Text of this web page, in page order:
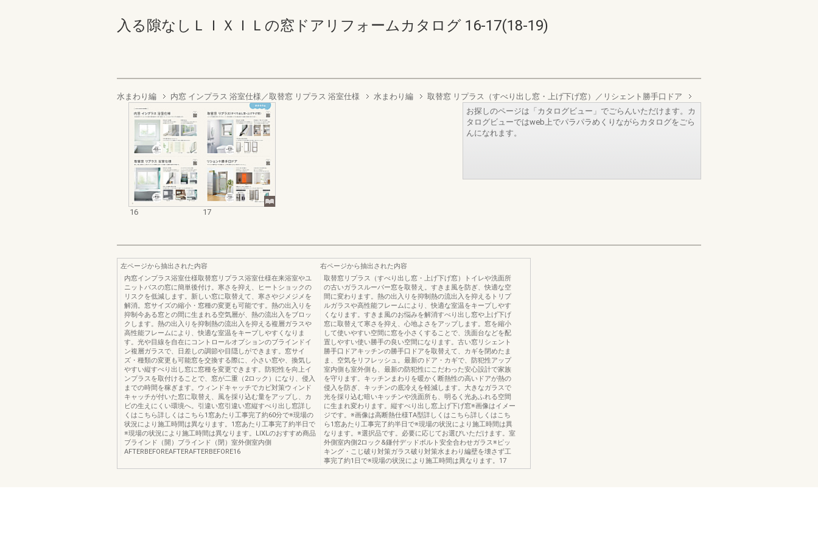
入る隙なしＬＩＸＩＬの窓ドアリフォームカタログ 16-17(18-19)
水まわり編 内窓 インプラス 浴室仕様／取替窓 リプラス 浴室仕様 水まわり編 取替窓 リプラス（すべり出し窓・上げ下げ窓）／リシェント勝手口ドア
16 17
お探しのページは「カタログビュー」でごらんいただけます。カ
タログビューではweb上でパラパラめくりながらカタログをごら
んになれます。
左ページから抽出された内容
内窓インプラス浴室仕様取替窓リプラス浴室仕様在来浴室やユ
ニットバスの窓に簡単後付け。寒さを抑え、ヒートショックの
リスクを低減します。新しい窓に取替えて、寒さやジメジメを
解消。窓サイズの縮⼩・窓種の変更も可能です。熱の出入りを
抑制今ある窓との間に生まれる空気層が、熱の流出入をブロッ
クします。熱の出入りを抑制熱の流出入を抑える複層ガラスや
高性能フレームにより、快適な室温をキープしやすくなりま
す。光や目線を自在にコントロールオプションのブラインドイ
ン複層ガラスで、日差しの調節や目隠しができます。窓サイ
ズ・種類の変更も可能窓を交換する際に、小さい窓や、換気し
やすい縦すべり出し窓に窓種を変更できます。防犯性を向上イ
ンプラスを取付けることで、窓が二重（2ロック）になり、侵入
までの時間を稼ぎます。ウィンドキャッチでカビ対策ウィンド
キャッチが付いた窓に取替え、風を採り込む量をアップし、カ
ビの生えにくい環境へ。引違い窓引違い窓縦すべり出し窓詳し
くはこちら詳しくはこちら1窓あたり工事完了約60分で※現場の
状況により施⼯時間は異なります。1窓あたり工事完了約半日で
※現場の状況により施⼯時間は異なります。LIXLのおすすめ商品
ブラインド（開）ブラインド（閉）室外側室内側
AFTERBEFOREAFTERAFTERBEFORE16
右ページから抽出された内容
取替窓リプラス（すべり出し窓・上げ下げ窓）トイレや洗面所
の古いガラスルーバー窓を取替え。すきま風を防ぎ、快適な空
間に変わります。熱の出入りを抑制熱の流出入を抑えるトリプ
ルガラスや高性能フレームにより、快適な室温をキープしやす
くなります。すきま風のお悩みを解消すべり出し窓や上げ下げ
窓に取替えて寒さを抑え、心地よさをアップします。窓を縮小
して使いやすい空間に窓を小さくすることで、洗面台などを配
置しやすい使い勝手の良い空間になります。古い窓リシェント
勝手口ドアキッチンの勝⼿⼝ドアを取替えて、カギを閉めたま
ま、空気をリフレッシュ。最新のドア・カギで、防犯性アップ
室内側も室外側も、最新の防犯性にこだわった安心設計で家族
を守ります。キッチンまわりを暖かく断熱性の高いドアが熱の
侵入を防ぎ、キッチンの底冷えを軽減します。大きなガラスで
光を採り込む暗いキッチンや洗面所も、明るく光あふれる空間
に生まれ変わります。縦すべり出し窓上げ下げ窓※画像はイメー
ジです。※画像は高断熱仕様TA型詳しくはこちら詳しくはこち
ら1窓あたり工事完了約半日で※現場の状況により施⼯時間は異
なります。※選択品です。必要に応じてお選びいただけます。室
外側室内側2ロック&鎌付デッドボルト安全合わせガラス※ピッ
キング・こじ破り対策ガラス破り対策水まわり編壁を壊さず工
事完了約1日で※現場の状況により施⼯時間は異なります。17